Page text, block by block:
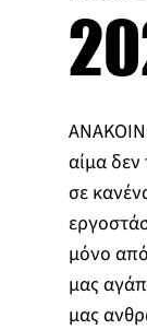
αίμα
σε
μόνο
μας
μας